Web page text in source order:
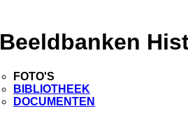
Beeldbanken
FOTO'S
BIBLIOTHEEK
DOCUMENTEN